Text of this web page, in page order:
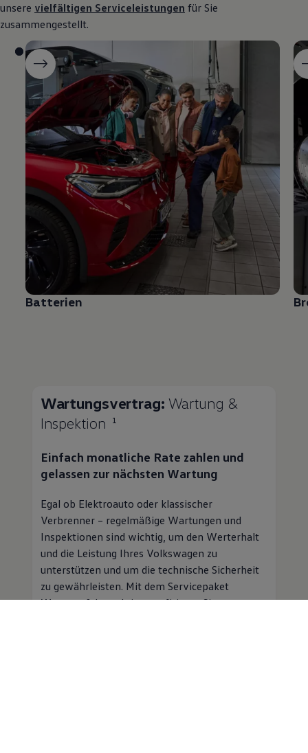
unsere vielfältigen Serviceleistungen für Sie
zusammengestellt.
Batterien
Wartungsvertrag: Wartung &
Inspektion
1
Einfach monatliche Rate zahlen und
gelassen zur nächsten Wartung
Egal ob Elektroauto oder klassischer
Verbrenner – regelmäßige Wartungen und
Inspektionen sind wichtig, um den Werterhalt
und die Leistung Ihres Volkswagen zu
unterstützen und um die technische Sicherheit
zu gewährleisten. Mit dem Servicepaket
Wartung & Inspektion profitieren Sie von